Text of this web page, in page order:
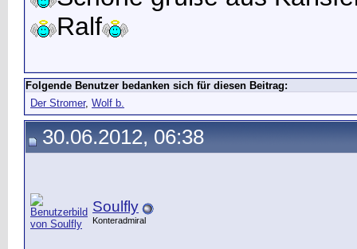
Ralf
Folgende Benutzer bedanken sich für diesen Beitrag:
Der Stromer, Wolf b.
30.06.2012, 06:38
Soulfly
Konteradmiral